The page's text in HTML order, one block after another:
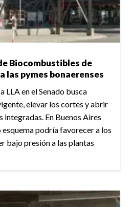
Biocombustibles de
las pymes bonaerenses
LLA en el Senado busca
elevar los cortes y abrir
integradas. En Buenos Aires
podría favorecer a los
bajo presión a las plantas